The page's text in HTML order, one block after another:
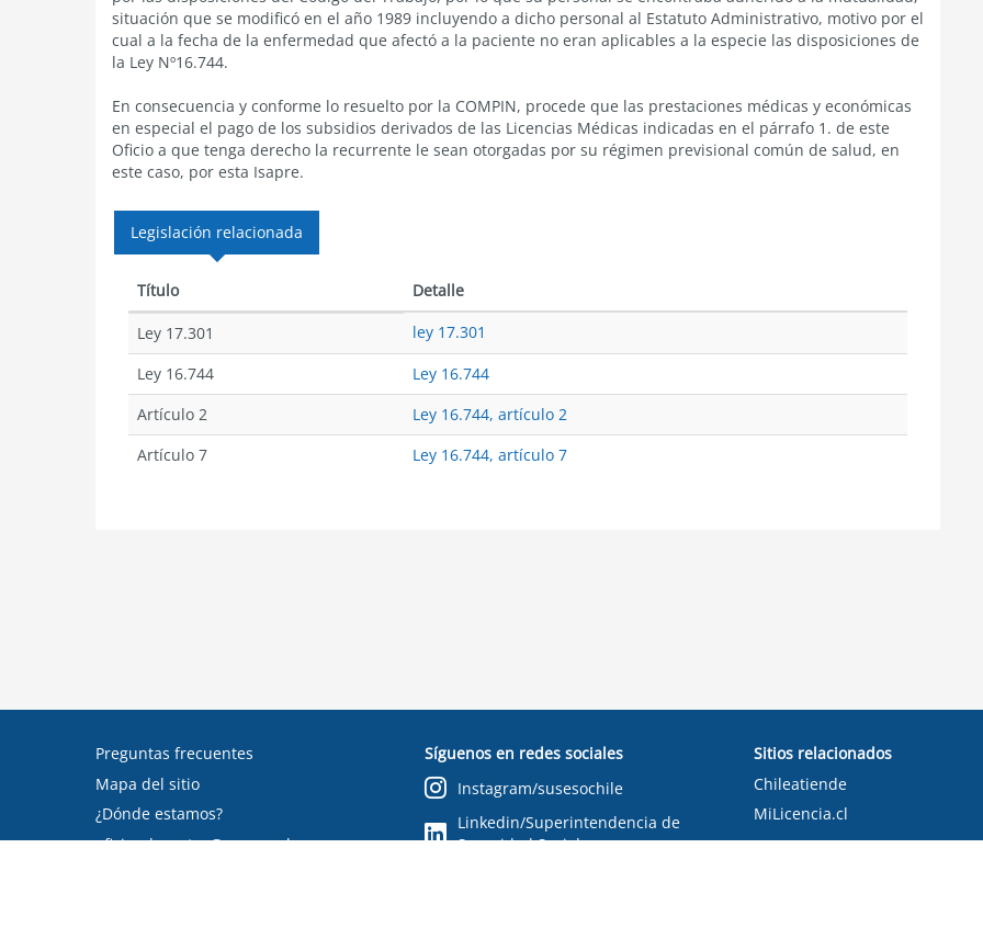
situación que se modificó en el año 1989 incluyendo a dicho personal al Estatuto Administrativo, motivo por el
cual a la fecha de la enfermedad que afectó a la paciente no eran aplicables a la especie las disposiciones de
la Ley Nº16.744.
En consecuencia y conforme lo resuelto por la COMPIN, procede que las prestaciones médicas y económicas
en especial el pago de los subsidios derivados de las Licencias Médicas indicadas en el párrafo 1. de este
Oficio a que tenga derecho la recurrente le sean otorgadas por su régimen previsional común de salud, en
este caso, por esta Isapre.
Legislación relacionada
Título Detalle
Ley 17.301
ley 17.301
Ley 16.744
Ley 16.744
Artículo 2
Ley 16.744, artículo 2
Artículo 7
Ley 16.744, artículo 7
Preguntas frecuentes
Mapa del sitio
¿Dónde estamos?
oficinadepartes@suseso.cl
Síguenos en redes sociales
Instagram/susesochile
Linkedin/Superintendencia de
Seguridad Social
Sitios relacionados
Chileatiende
MiLicencia.cl